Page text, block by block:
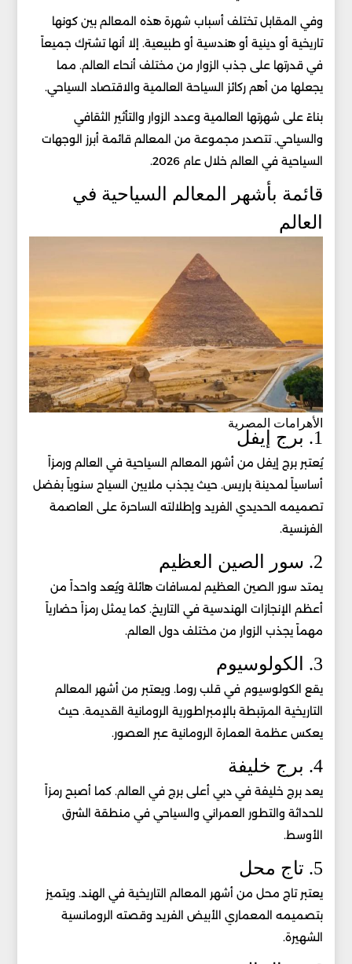
وفي المقابل تختلف أسباب شهرة هذه المعالم بين كونها
تاريخية أو دينية أو هندسية أو طبيعية. إلا أنها تشترك جميعاً
في قدرتها على جذب الزوار من مختلف أنحاء العالم. مما
يجعلها من أهم ركائز السياحة العالمية والاقتصاد السياحي.
بناءً على شهرتها العالمية وعدد الزوار والتأثير الثقافي
والسياحي. تتصدر مجموعة من المعالم قائمة أبرز الوجهات
السياحية في العالم خلال عام 2026.
قائمة بأشهر المعالم السياحية في
العالم
الأهرامات المصرية
1. برج إيفل
يُعتبر برج إيفل من أشهر المعالم السياحية في العالم ورمزاً
أساسياً لمدينة باريس. حيث يجذب ملايين السياح سنوياً بفضل
تصميمه الحديدي الفريد وإطلالته الساحرة على العاصمة
الفرنسية.
2. سور الصين العظيم
يمتد سور الصين العظيم لمسافات هائلة ويُعد واحداً من
أعظم الإنجازات الهندسية في التاريخ. كما يمثل رمزاً حضارياً
مهماً يجذب الزوار من مختلف دول العالم.
3. الكولوسيوم
يقع الكولوسيوم في قلب روما. ويعتبر من أشهر المعالم
التاريخية المرتبطة بالإمبراطورية الرومانية القديمة. حيث
يعكس عظمة العمارة الرومانية عبر العصور.
4. برج خليفة
يعد برج خليفة في دبي أعلى برج في العالم. كما أصبح رمزاً
للحداثة والتطور العمراني والسياحي في منطقة الشرق
الأوسط.
5. تاج محل
يعتبر تاج محل من أشهر المعالم التاريخية في الهند. ويتميز
بتصميمه المعماري الأبيض الفريد وقصته الرومانسية
الشهيرة.